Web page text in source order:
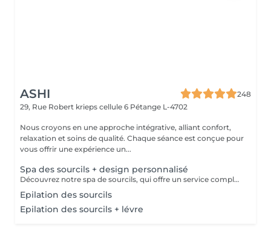
ASHI
248
29, Rue Robert krieps cellule 6 Pétange L-4702
Nous croyons en une approche intégrative, alliant confort,
relaxation et soins de qualité. Chaque séance est conçue pour
vous offrir une expérience un...
Spa des sourcils + design personnalisé
Découvrez notre spa de sourcils, qui offre un service complet pour sublimer vos sourcils. Notre protocole inclut une exfoliation douce pour préparer la peau, une hydratation nourrissante pour un confort optimal, et une épilation précise par threading pour révéler la beauté naturelle de vos sourcils. Offrez à votre regard une attention particulière et laissez-nous vous aider à obtenir des sourcils parfaitement définis et radieux.
Epilation des sourcils
Epilation des sourcils + lévre